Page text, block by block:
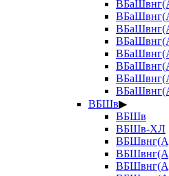
ВБШв▶
ВБШв
ВБШв-ХЛ